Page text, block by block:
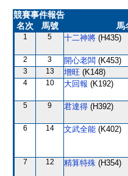
競賽事件報告
名次
馬號 馬
1 5 十二神將 (H435)
2 3 開心老闆 (K453)
3 13 增旺 (K148)
4 10 大回報 (K192)
5 9 君達得 (H392)
6 14 文武全能 (K402)
7 12 精算特殊 (H354)